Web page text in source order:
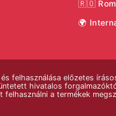
🇷🇴
🌍
felhasználása előzetes
hivatalos
a termékek